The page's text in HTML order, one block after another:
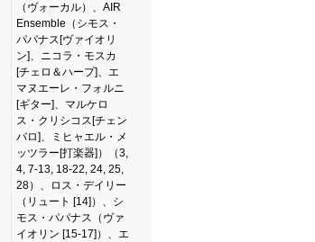
（ヴォーカル）、AIR
Ensemble（シモス・
パパナス[ヴァイオリ
ン]、ニコラ・モスカ
[チェロ＆ハープ]、エ
マヌエーレ・フォルニ
[ギター]、マルケロ
ス・クリシコス[チェン
バロ]、ミヒャエル・メ
ッツラー[打楽器]）（3,
4, 7-13, 18-22, 24, 25,
28）、ロス・デイリー
（リュート [14]）、シ
モス・パパナス（ヴァ
イオリン [15-17]）、エ